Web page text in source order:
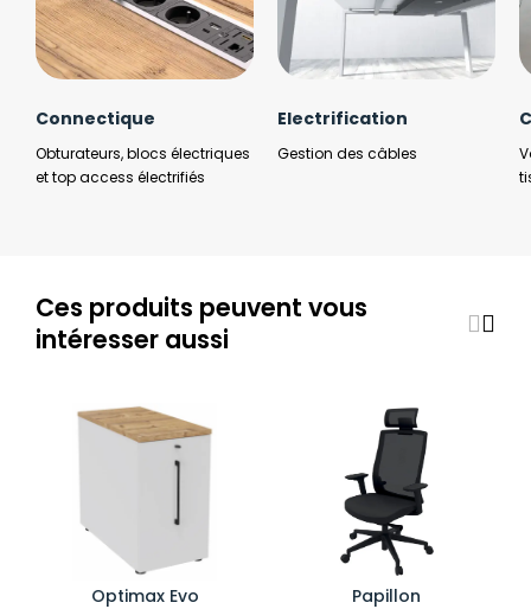
Connectique
Obturateurs, blocs électriques
et top access électrifiés
Electrification
Gestion des câbles
Ces produits peuvent vous
intéresser aussi
Optimax Evo Papillon